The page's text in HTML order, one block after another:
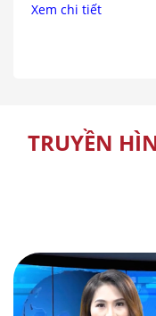
Xem chi tiết
TRUYỀN